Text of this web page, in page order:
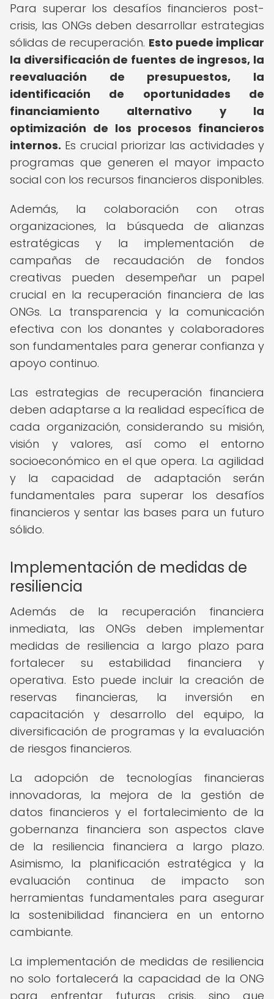
Para superar los desafíos financieros post-
crisis, las ONGs deben desarrollar estrategias
sólidas de recuperación. Esto puede implicar
la diversificación de fuentes de ingresos, la
reevaluación de presupuestos, la
identificación de oportunidades de
financiamiento alternativo y la
optimización de los procesos financieros
internos. Es crucial priorizar las actividades y
programas que generen el mayor impacto
social con los recursos financieros disponibles.
Además, la colaboración con otras
organizaciones, la búsqueda de alianzas
estratégicas y la implementación de
campañas de recaudación de fondos
creativas pueden desempeñar un papel
crucial en la recuperación financiera de las
ONGs. La transparencia y la comunicación
efectiva con los donantes y colaboradores
son fundamentales para generar confianza y
apoyo continuo.
Las estrategias de recuperación financiera
deben adaptarse a la realidad específica de
cada organización, considerando su misión,
visión y valores, así como el entorno
socioeconómico en el que opera. La agilidad
y la capacidad de adaptación serán
fundamentales para superar los desafíos
financieros y sentar las bases para un futuro
sólido.
Implementación de medidas de
resiliencia
Además de la recuperación financiera
inmediata, las ONGs deben implementar
medidas de resiliencia a largo plazo para
fortalecer su estabilidad financiera y
operativa. Esto puede incluir la creación de
reservas financieras, la inversión en
capacitación y desarrollo del equipo, la
diversificación de programas y la evaluación
de riesgos financieros.
La adopción de tecnologías financieras
innovadoras, la mejora de la gestión de
datos financieros y el fortalecimiento de la
gobernanza financiera son aspectos clave
de la resiliencia financiera a largo plazo.
Asimismo, la planificación estratégica y la
evaluación continua de impacto son
herramientas fundamentales para asegurar
la sostenibilidad financiera en un entorno
cambiante.
La implementación de medidas de resiliencia
no solo fortalecerá la capacidad de la ONG
para enfrentar futuras crisis, sino que